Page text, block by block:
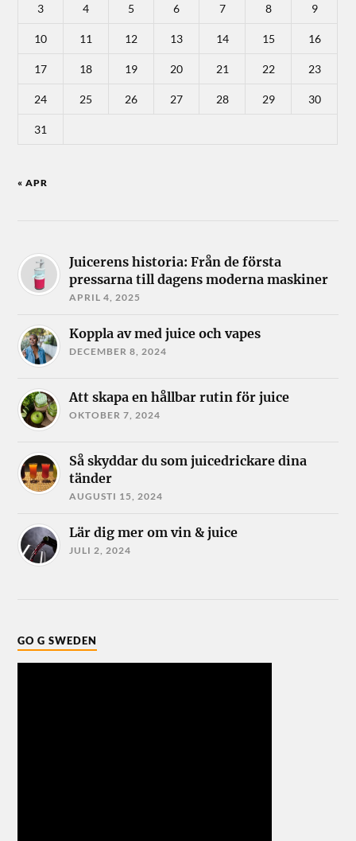
3 4 5 6 7 8 9
10 11 12 13 14 15 16
17 18 19 20 21 22 23
24 25 26 27 28 29 30
31
« APR
Juicerens historia: Från de första
pressarna till dagens moderna maskiner
APRIL 4, 2025
Koppla av med juice och vapes
DECEMBER 8, 2024
Att skapa en hållbar rutin för juice
OKTOBER 7, 2024
Så skyddar du som juicedrickare dina
tänder
AUGUSTI 15, 2024
Lär dig mer om vin & juice
JULI 2, 2024
GO G SWEDEN